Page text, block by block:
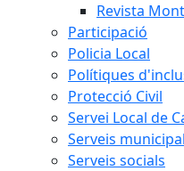
Revista
Participació
Policia Local
Polítiques
Protecció Civil
Servei Local de
Serveis
Serveis socials